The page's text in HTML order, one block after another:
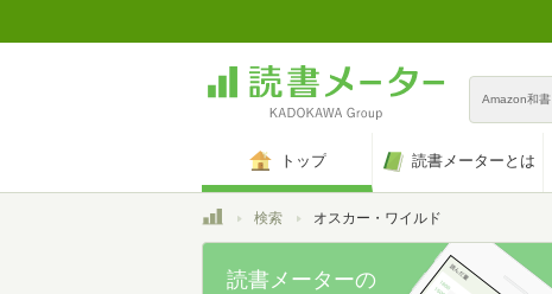
Amazon和書
トップ 読書メーターとは
トップ検索 オスカー・ワイルド
読書メーターの